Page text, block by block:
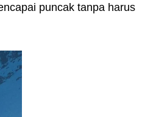
puncak tanpa harus